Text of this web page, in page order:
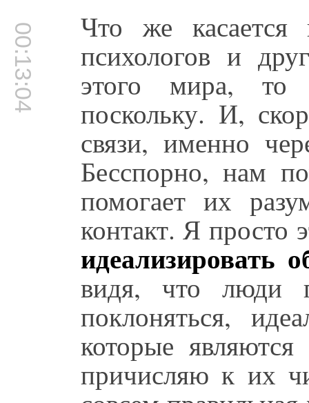
00:13:04 Что же касается
психологов и
этого мира, то
поскольку. И,
связи, именно
Бесспорно, нам
помогает их
контакт. Я просто
идеализировать
видя, что люди
поклоняться,
которые
причисляю к их